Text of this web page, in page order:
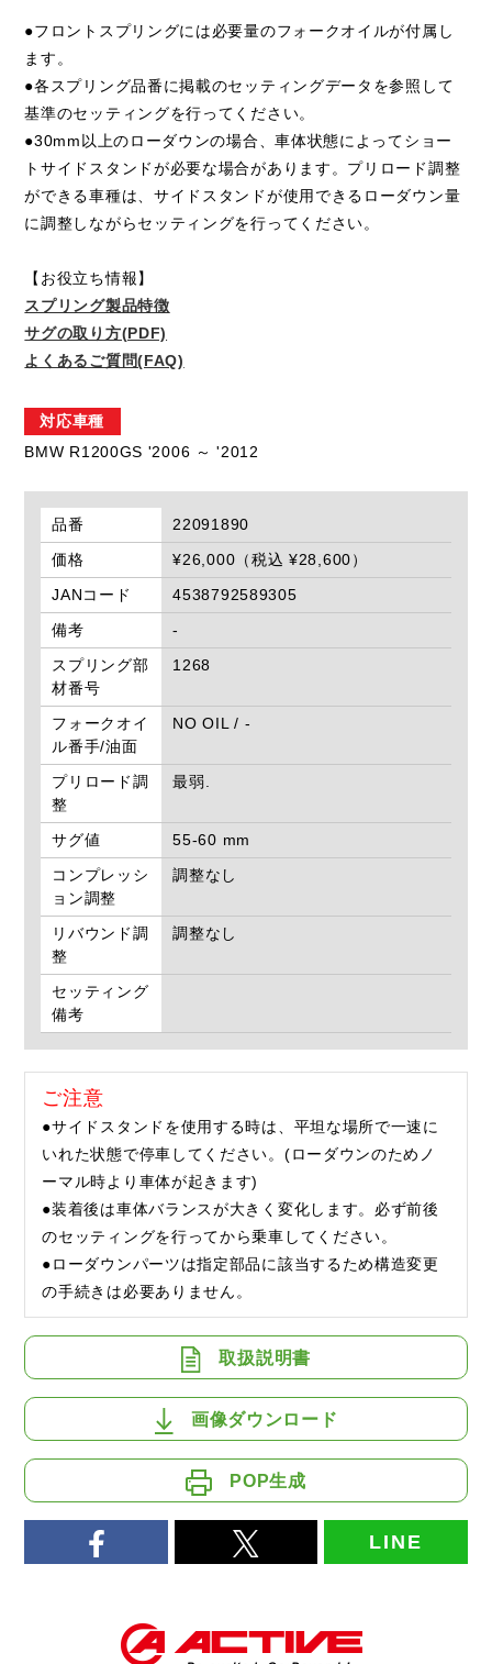
●フロントスプリングには必要量のフォークオイルが付属し
ます。
●各スプリング品番に掲載のセッティングデータを参照して
基準のセッティングを行ってください。
●30mm以上のローダウンの場合、車体状態によってショー
トサイドスタンドが必要な場合があります。プリロード調整
ができる車種は、サイドスタンドが使用できるローダウン量
に調整しながらセッティングを行ってください。
【お役立ち情報】
スプリング製品特徴
サグの取り方(PDF)
よくあるご質問(FAQ)
対応車種
BMW R1200GS '2006 ～ '2012
品番
22091890
価格
¥26,000（税込 ¥28,600）
JANコード
4538792589305
備考
-
スプリング部
材番号
1268
フォークオイ
ル番手/油面
NO OIL / -
プリロード調
整
最弱.
サグ値
55-60 mm
コンプレッシ
ョン調整
調整なし
リバウンド調
整
調整なし
セッティング
備考
ご注意
●サイドスタンドを使用する時は、平坦な場所で一速に
いれた状態で停車してください。(ローダウンのためノ
ーマル時より車体が起きます)
●装着後は車体バランスが大きく変化します。必ず前後
のセッティングを行ってから乗車してください。
●ローダウンパーツは指定部品に該当するため構造変更
の手続きは必要ありません。
取扱説明書
画像ダウンロード
POP生成
LINE